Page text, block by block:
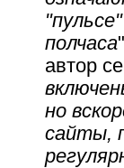
полчаса
автор
но
сайты,